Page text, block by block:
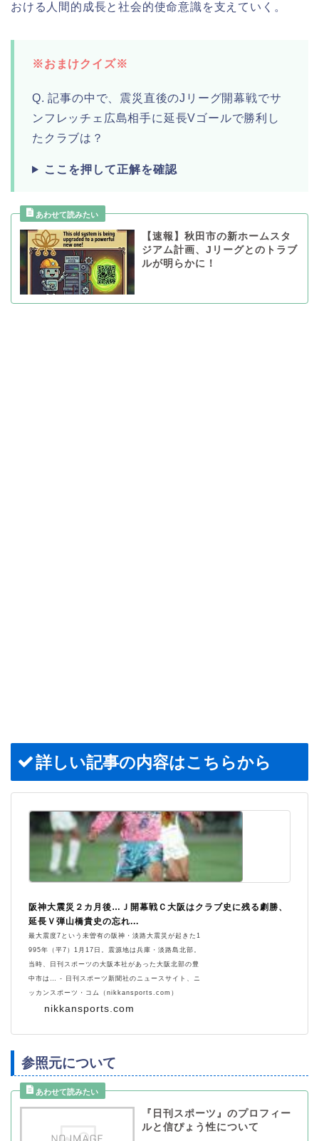
おける人間的成長と社会的使命意識を支えていく。
※おまけクイズ※
Q. 記事の中で、震災直後のJリーグ開幕戦でサ
ンフレッチェ広島相手に延長Vゴールで勝利し
たクラブは？
ここを押して正解を確認
【速報】秋田市の新ホームスタ
ジアム計画、Jリーグとのトラブ
ルが明らかに！
詳しい記事の内容はこちらから
nikkansports.com
阪神大震災２カ月後…Ｊ開幕戦Ｃ大阪はクラブ史に残る劇勝、
延長Ｖ弾山橋貴史の忘れ...
最大震度7という未曽有の阪神・淡路大震災が起きた1
995年（平7）1月17日。震源地は兵庫・淡路島北部。
当時、日刊スポーツの大阪本社があった大阪北部の豊
中市は… - 日刊スポーツ新聞社のニュースサイト、ニ
ッカンスポーツ・コム（nikkansports.com）
参照元について
『日刊スポーツ』のプロフィー
ルと信ぴょう性について